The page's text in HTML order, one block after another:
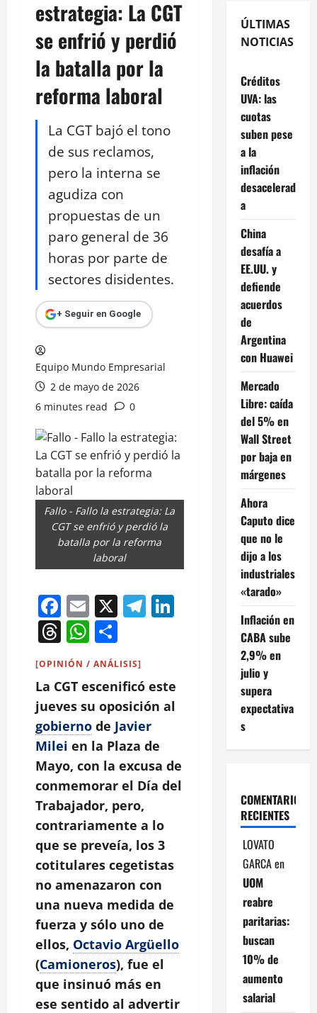
estrategia: La CGT
se enfrió y perdió
la batalla por la
reforma laboral
La CGT bajó el tono
de sus reclamos,
pero la interna se
agudiza con
propuestas de un
paro general de 36
horas por parte de
sectores disidentes.
+ Seguir en Google
Equipo Mundo Empresarial
2 de mayo de 2026
6 minutes read
0
Fallo - Fallo la estrategia: La
CGT se enfrió y perdió la
batalla por la reforma
laboral
Facebook
Email
X Telegram
LinkedIn
Threads
WhatsApp
[OPINIÓN / ANÁLISIS]
La CGT escenificó este
jueves su oposición al
gobierno de Javier
Milei en la Plaza de
Mayo, con la excusa de
conmemorar el Día del
Trabajador, pero,
contrariamente a lo
que se preveía, los 3
cotitulares cegetistas
no amenazaron con
una nueva medida de
fuerza y sólo uno de
ellos, Octavio Argüello
(Camioneros), fue el
que insinuó más en
ese sentido al advertir
ÚLTIMAS
NOTICIAS
Créditos
UVA: las
cuotas
suben pese
a la
inflación
desacelerad
a
China
desafía a
EE.UU. y
defiende
acuerdos
de
Argentina
con Huawei
Mercado
Libre: caída
del 5% en
Wall Street
por baja en
márgenes
Ahora
Caputo dice
que no le
dijo a los
industriales
«tarado»
Inflación en
CABA sube
2,9% en
julio y
supera
expectativa
s
COMENTARIOS
RECIENTES
LOVATO
GARCAen
UOM
reabre
paritarias:
buscan
10% de
aumento
salarial